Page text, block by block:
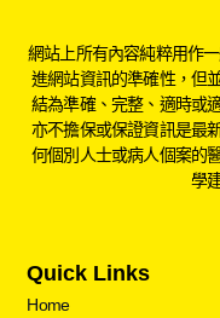
網站上所有內容純粹用作
進網站資訊的準確性，但
結為準確、完整、適時或
亦不擔保或保證資訊是最
何個別人士或病人個案的
學
Quick Links
Home